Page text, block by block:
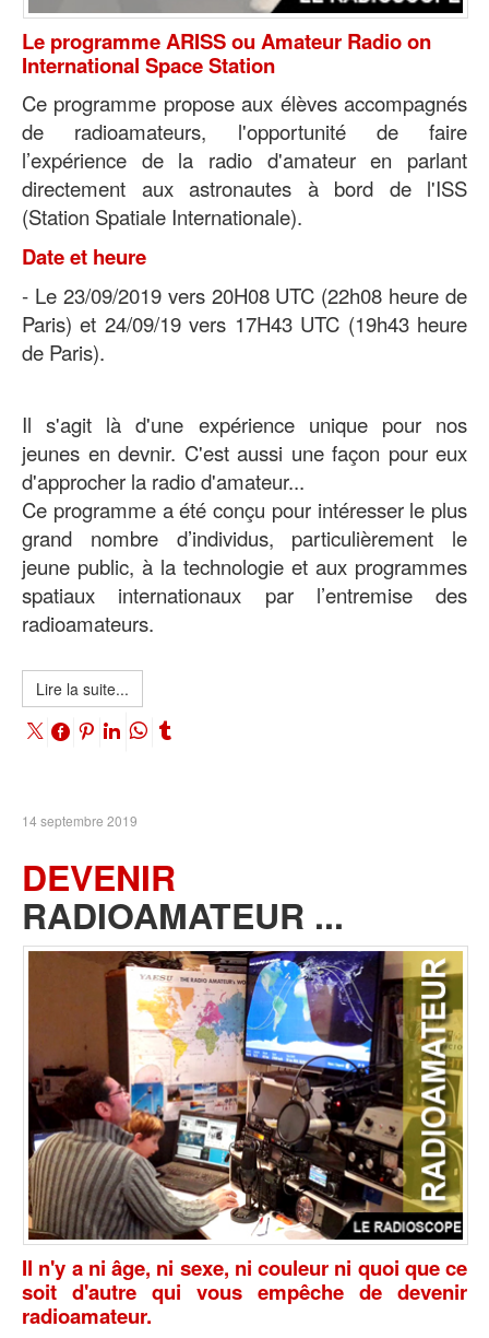
Le programme ARISS ou Amateur Radio on
International Space Station
Ce programme propose aux élèves accompagnés
de radioamateurs, l'opportunité de faire
l’expérience de la radio d'amateur en parlant
directement aux astronautes à bord de l'ISS
(Station Spatiale Internationale).
Date et heure
- Le 23/09/2019 vers 20H08 UTC (22h08 heure de
Paris) et 24/09/19 vers 17H43 UTC (19h43 heure
de Paris).
Il s'agit là d'une expérience unique pour nos
jeunes en devnir. C'est aussi une façon pour eux
d'approcher la radio d'amateur...
Ce programme a été conçu pour intéresser le plus
grand nombre d’individus, particulièrement le
jeune public, à la technologie et aux programmes
spatiaux internationaux par l’entremise des
radioamateurs.
Lire la suite...
14 septembre 2019
DEVENIR
RADIOAMATEUR ...
Il n'y a ni âge, ni sexe, ni couleur ni quoi que ce
soit d'autre qui vous empêche de devenir
radioamateur.